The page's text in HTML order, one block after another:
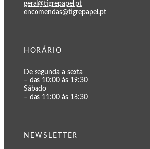
geral@tigrepapel.pt
encomendas@tigrepapel.pt
HORÁRIO
De segunda a sexta
– das 10:00 às 19:30
Sábado
– das 11:00 às 18:30
NEWSLETTER